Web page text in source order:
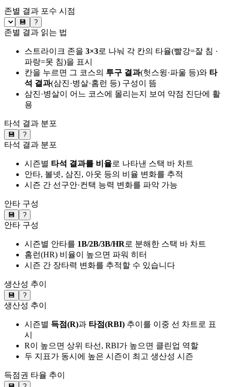
존별 결과 포수 시점
💾 ?
존별 결과 읽는 법
스트라이크 존을 3×3로 나눠 각 칸의 타율(빨강=잘 침 ·
파랑=못 침)을 표시
칸을 누르면 그 코스의 투구 결과(헛스윙·파울 등)와 타
석 결과(삼진·병살·홈런 등) 구성이 뜸
삼진·병살이 어느 코스에 몰리는지 보여 약점 진단에 활
용
타석 결과 분포
💾 ?
타석 결과 분포
시즌별 타석 결과를 비율로 나타낸 스택 바 차트
안타, 볼넷, 삼진, 아웃 등의 비율 변화를 추적
시즌 간 선구안·컨택 능력 변화를 파악 가능
안타 구성
💾 ?
안타 구성
시즌별 안타를 1B/2B/3B/HR로 분해한 스택 바 차트
홈런(HR) 비율이 높으면 파워 히터
시즌 간 장타력 변화를 추적할 수 있습니다
생산성 추이
💾 ?
생산성 추이
시즌별 득점(R)과 타점(RBI) 추이를 이중 선 차트로 표
시
R이 높으면 상위 타선, RBI가 높으면 클린업 역할
두 지표가 동시에 높은 시즌이 최고 생산성 시즌
득점권 타율 추이